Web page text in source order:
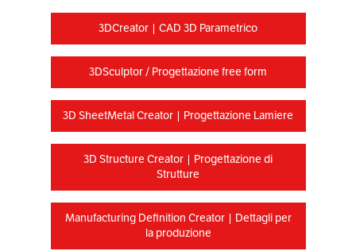
3DCreator | CAD 3D Parametrico
3DSculptor / Progettazione free form
3D SheetMetal Creator | Progettazione Lamiere
3D Structure Creator | Progettazione di
Strutture
Manufacturing Definition Creator | Dettagli per
la produzione